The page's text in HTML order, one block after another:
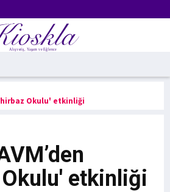
Okulu' etkinliği
etkinliği